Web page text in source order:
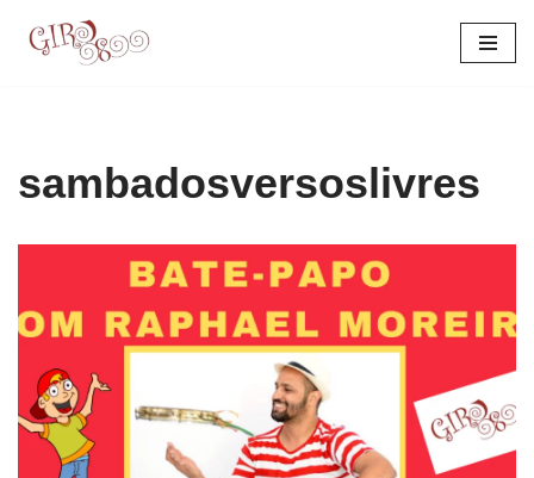
sambadosversoslivres